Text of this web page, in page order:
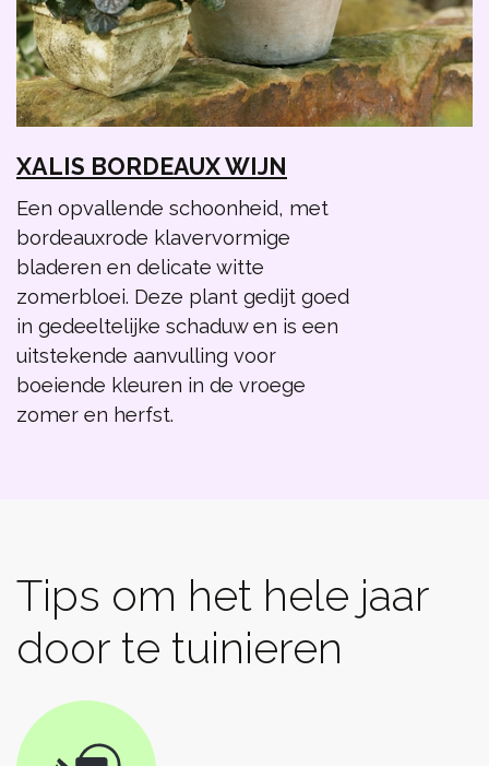
XALIS BORDEAUX WIJN
Een opvallende schoonheid, met
bordeauxrode klavervormige
bladeren en delicate witte
zomerbloei. Deze plant gedijt goed
in gedeeltelijke schaduw en is een
uitstekende aanvulling voor
boeiende kleuren in de vroege
zomer en herfst.
Tips om het hele jaar
door te tuinieren